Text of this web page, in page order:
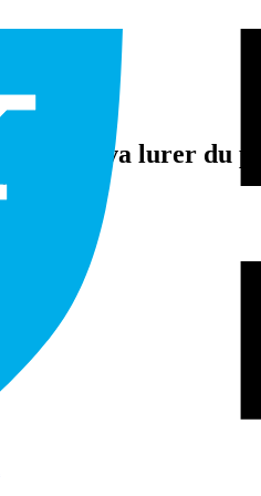
Hva lurer du